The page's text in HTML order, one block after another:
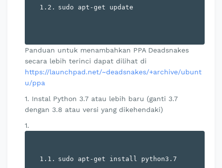
sudo apt -get update
Panduan untuk menambahkan PPA Deadsnakes
secara lebih terinci dapat dilihat di
https://launchpad.net/~deadsnakes/+archive/ubunt
u/ppa
Instal Python 3.7 atau lebih baru (ganti 3.7
dengan 3.8 atau versi yang dikehendaki)
sudo apt -get install python3 . 7